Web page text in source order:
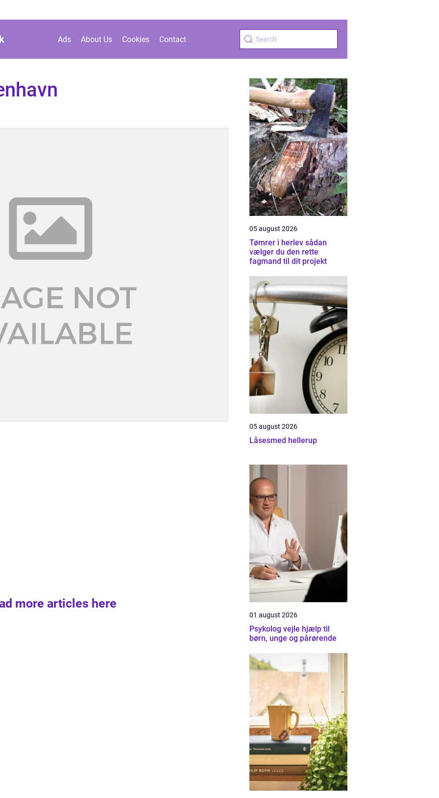
Ads About Us Cookies Contact
more articles here
05 august 2026
Tømrer i herlev sådan
vælger du den rette
fagmand til dit projekt
05 august 2026
Låsesmed hellerup
01 august 2026
Psykolog vejle hjælp til
børn, unge og pårørende